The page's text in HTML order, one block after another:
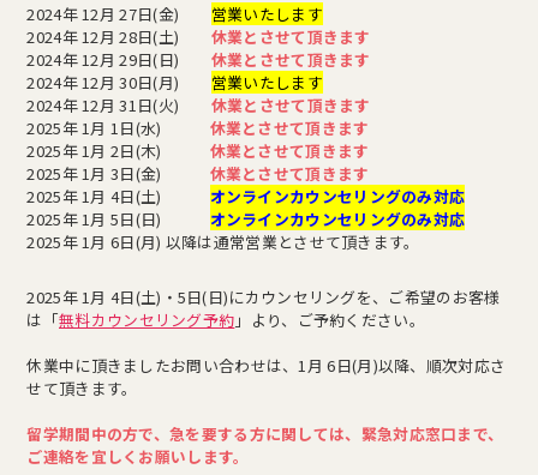
2024年 12月 27日(金) 営業いたします
2024年 12月 28日(土) 休業とさせて頂きます
2024年 12月 29日(日) 休業とさせて頂きます
2024年 12月 30日(月) 営業いたします
2024年 12月 31日(火) 休業とさせて頂きます
2025年 1月 1日(水) 休業とさせて頂きます
2025年 1月 2日(木) 休業とさせて頂きます
2025年 1月 3日(金) 休業とさせて頂きます
2025年 1月 4日(土) オンラインカウンセリングのみ対応
2025年 1月 5日(日) オンラインカウンセリングのみ対応
2025年 1月 6日(月) 以降は通常営業とさせて頂きます。
2025年 1月 4日(土)・5日(日)にカウンセリングを、ご希望のお客様
は「無料カウンセリング予約 」より、ご予約ください。
休業中に頂きましたお問い合わせは、1月 6日(月)以降、順次対応さ
せて頂きます。
留学期間中の方で、急を要する方に関しては、緊急対応窓口まで、
ご連絡を宜しくお願いします。